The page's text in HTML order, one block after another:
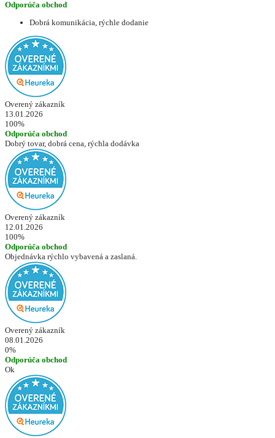
Odporúča obchod
Dobrá komunikácia, rýchle dodanie
Overený zákazník
13.01.2026
100%
Odporúča obchod
Dobrý tovar, dobrá cena, rýchla dodávka
Overený zákazník
12.01.2026
100%
Odporúča obchod
Objednávka rýchlo vybavená a zaslaná.
Overený zákazník
08.01.2026
0%
Odporúča obchod
Ok